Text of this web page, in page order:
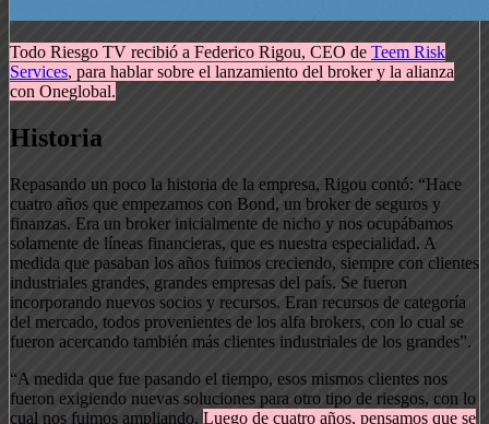
Todo Riesgo TV recibió a Federico Rigou, CEO de Teem Risk
Services, para hablar sobre el lanzamiento del broker y la alianza
con Oneglobal.
Historia
Repasando un poco la historia de la empresa, Rigou contó: “Hace
cuatro años que empezamos con Bond, un broker de seguros y
finanzas. Era un broker inicialmente de nicho y nos ocupábamos
solamente de líneas financieras, que es nuestra especialidad. A
medida que pasaban los años fuimos creciendo, siempre con clientes
industriales grandes, grandes empresas del país. Se fueron
incorporando nuevos socios y recursos. Eran recursos de categoría
del mercado, todos provenientes de los alfa brokers, con lo cual se
fueron acercando también más clientes industriales de los grandes”.
“A medida que fue pasando el tiempo, esos mismos clientes nos
fueron exigiendo nuevas soluciones para otro tipo de riesgos, con lo
cual nos fuimos ampliando. Luego de cuatro años, pensamos que se